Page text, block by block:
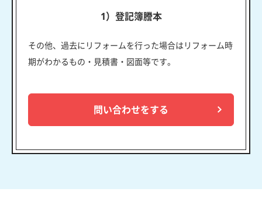
1）登記簿謄本
その他、過去にリフォームを行った場合はリフォーム時
期がわかるもの・見積書・図面等です。
問い合わせをする